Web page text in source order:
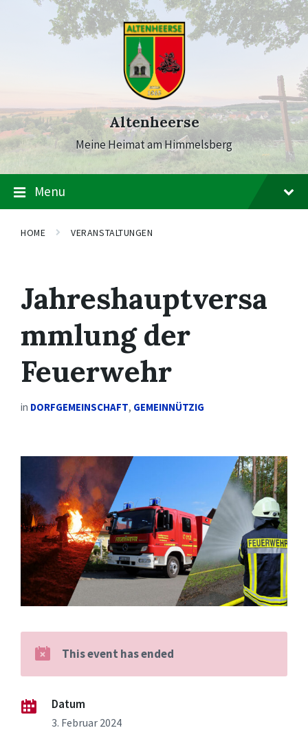
Altenheerse
Meine Heimat am Himmelsberg
Menu
HOME VERANSTALTUNGEN
Jahreshauptversa
mmlung der
Feuerwehr
in DORFGEMEINSCHAFT, GEMEINNÜTZIG
This event has ended
Datum
3. Februar 2024